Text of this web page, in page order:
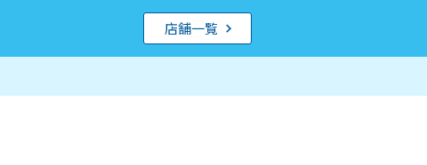
店舗一覧